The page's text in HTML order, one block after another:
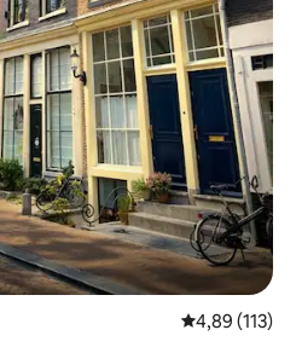
Évaluation
4,89 (113)